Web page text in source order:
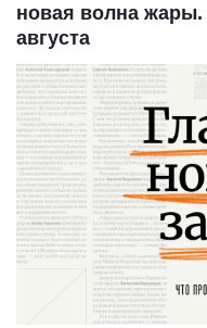
новая волна
августа